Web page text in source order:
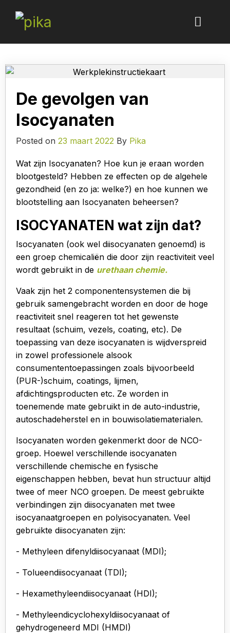
De gevolgen van
Isocyanaten
Posted on 23 maart 2022 By Pika
Wat zijn Isocyanaten? Hoe kun je eraan worden
blootgesteld? Hebben ze effecten op de algehele
gezondheid (en zo ja: welke?) en hoe kunnen we
blootstelling aan Isocyanaten beheersen?
ISOCYANATEN wat zijn dat?
Isocyanaten (ook wel diisocyanaten genoemd) is
een groep chemicaliën die door zijn reactiviteit veel
wordt gebruikt in de urethaan chemie.
Vaak zijn het 2 componentensystemen die bij
gebruik samengebracht worden en door de hoge
reactiviteit snel reageren tot het gewenste
resultaat (schuim, vezels, coating, etc). De
toepassing van deze isocyanaten is wijdverspreid
in zowel professionele alsook
consumententoepassingen zoals bijvoorbeeld
(PUR-)schuim, coatings, lijmen,
afdichtingsproducten etc. Ze worden in
toenemende mate gebruikt in de auto-industrie,
autoschadeherstel en in bouwisolatiematerialen.
Isocyanaten worden gekenmerkt door de NCO-
groep. Hoewel verschillende isocyanaten
verschillende chemische en fysische
eigenschappen hebben, bevat hun structuur altijd
twee of meer NCO groepen. De meest gebruikte
verbindingen zijn diisocyanaten met twee
isocyanaatgroepen en polyisocyanaten. Veel
gebruikte diisocyanaten zijn:
- Methyleen difenyldiisocyanaat (MDI);
- Tolueendiisocyanaat (TDI);
- Hexamethyleendiisocyanaat (HDI);
- Methyleendicyclohexyldiisocyanaat of
gehydrogeneerd MDI (HMDI)